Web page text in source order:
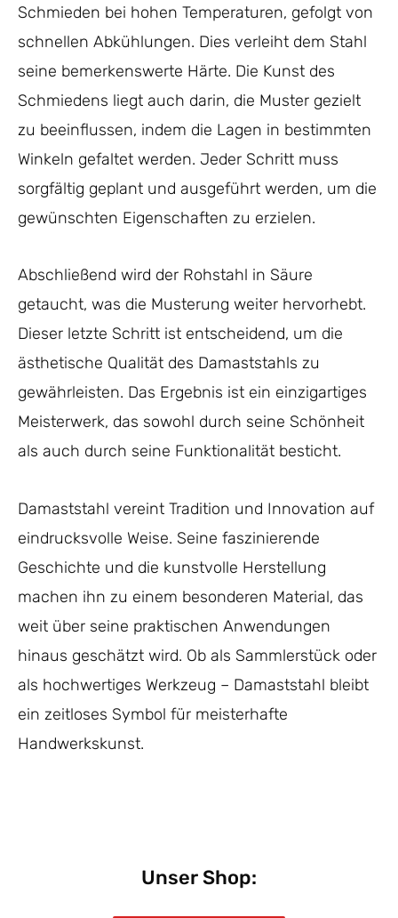
Schmieden bei hohen Temperaturen, gefolgt von
schnellen Abkühlungen. Dies verleiht dem Stahl
seine bemerkenswerte Härte. Die Kunst des
Schmiedens liegt auch darin, die Muster gezielt
zu beeinflussen, indem die Lagen in bestimmten
Winkeln gefaltet werden. Jeder Schritt muss
sorgfältig geplant und ausgeführt werden, um die
gewünschten Eigenschaften zu erzielen.
Abschließend wird der Rohstahl in Säure
getaucht, was die Musterung weiter hervorhebt.
Dieser letzte Schritt ist entscheidend, um die
ästhetische Qualität des Damaststahls zu
gewährleisten. Das Ergebnis ist ein einzigartiges
Meisterwerk, das sowohl durch seine Schönheit
als auch durch seine Funktionalität besticht.
Damaststahl vereint Tradition und Innovation auf
eindrucksvolle Weise. Seine faszinierende
Geschichte und die kunstvolle Herstellung
machen ihn zu einem besonderen Material, das
weit über seine praktischen Anwendungen
hinaus geschätzt wird. Ob als Sammlerstück oder
als hochwertiges Werkzeug – Damaststahl bleibt
ein zeitloses Symbol für meisterhafte
Handwerkskunst.
Unser Shop: